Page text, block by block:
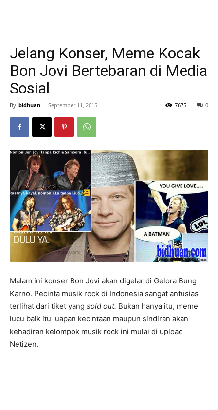
Jelang Konser, Meme Kocak
Bon Jovi Bertebaran di Media
Sosial
By bidhuan - September 11, 2015 0
7675
Malam ini konser Bon Jovi akan digelar di Gelora Bung
Karno. Pecinta musik rock di Indonesia sangat antusias
terlihat dari tiket yang sold out. Bukan hanya itu, meme
lucu baik itu luapan kecintaan maupun sindiran akan
kehadiran kelompok musik rock ini mulai di upload
Netizen.